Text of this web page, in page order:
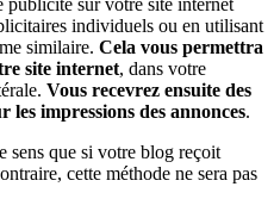
publicité sur votre site internet
individuels ou en utilisant
similaire. Cela vous permettra
site internet, dans votre
Vous recevrez ensuite des
les impressions des annonces.
sens que si votre blog reçoit
cette méthode ne sera pas